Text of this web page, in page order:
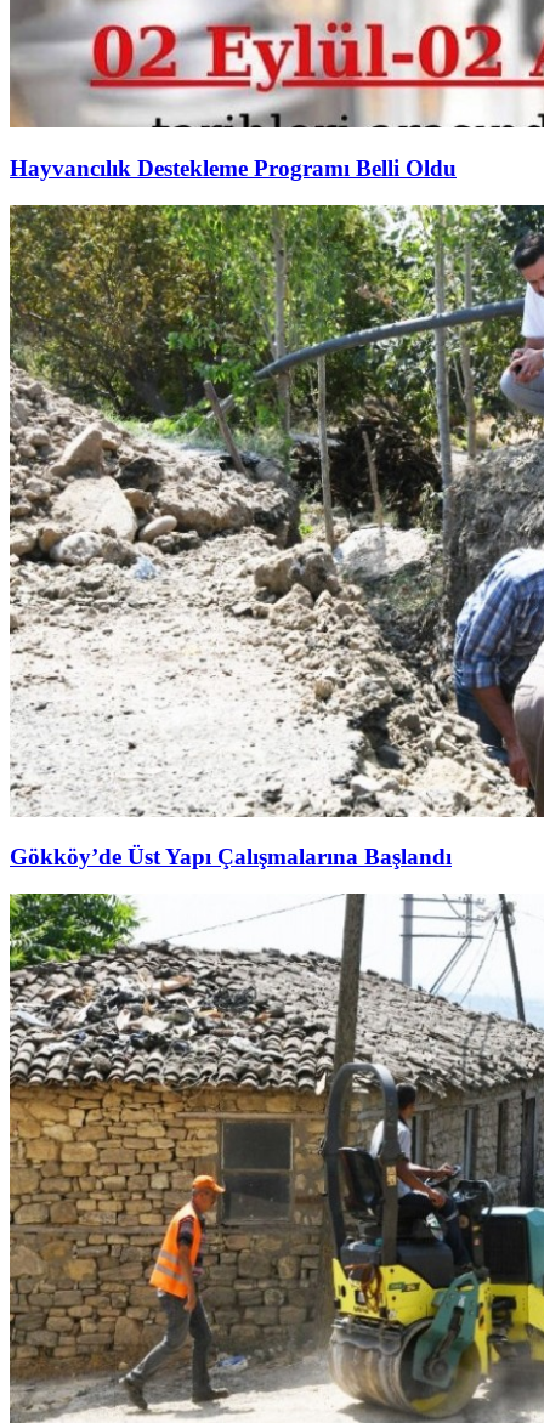
Hayvancılık Destekleme Programı Belli Oldu
Gökköy’de Üst Yapı Çalışmalarına Başlandı